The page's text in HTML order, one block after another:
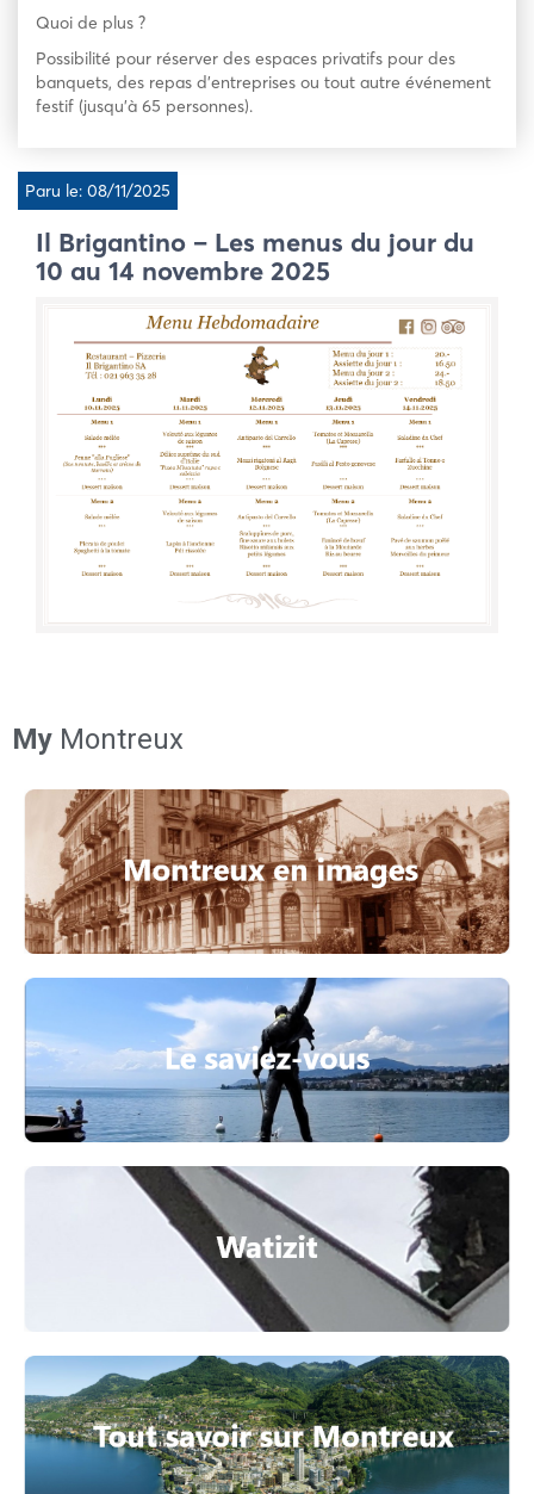
Quoi de plus ?
Possibilité pour réserver des espaces privatifs pour des
banquets, des repas d’entreprises ou tout autre événement
festif (jusqu’à 65 personnes).
Paru le: 08/11/2025
Il Brigantino – Les menus du jour du
10 au 14 novembre 2025
My Montreux